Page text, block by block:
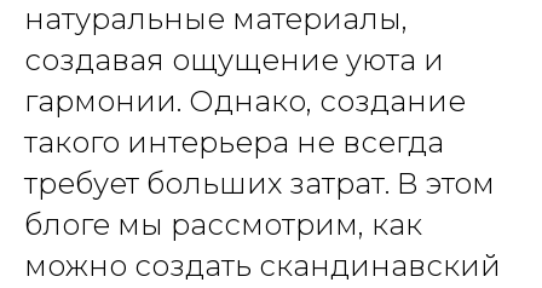
натуральные материалы,
создавая ощущение уюта и
гармонии. Однако, создание
такого интерьера не всегда
требует больших затрат. В этом
блоге мы рассмотрим, как
можно создать скандинавский